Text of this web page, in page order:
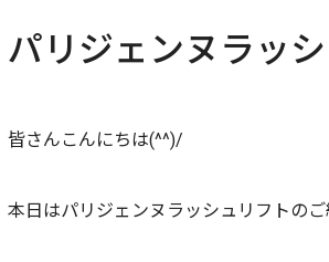
パリジェンヌラッ
皆さんこんにちは(^^)/
本日はパリジェンヌラッシュリフトの